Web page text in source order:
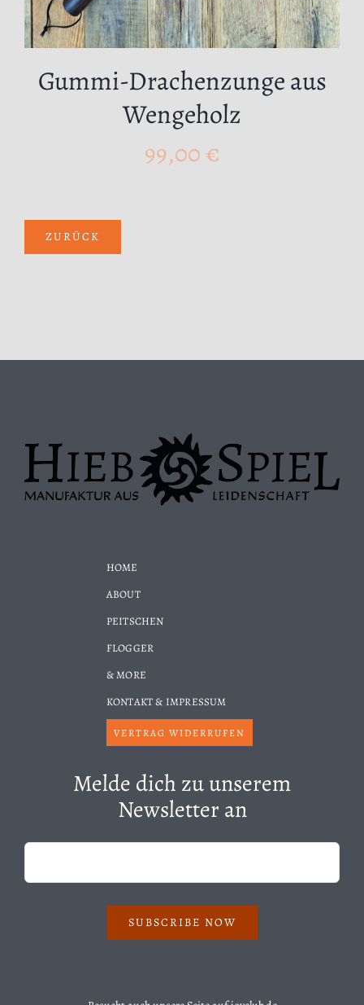
Gummi-Drachenzunge aus
Wengeholz
99,00€
ZURÜCK
HOME
ABOUT
PEITSCHEN
FLOGGER
& MORE
KONTAKT & IMPRESSUM
VERTRAG WIDERRUFEN
Melde dich zu unserem
Newsletter an
SUBSCRIBE NOW